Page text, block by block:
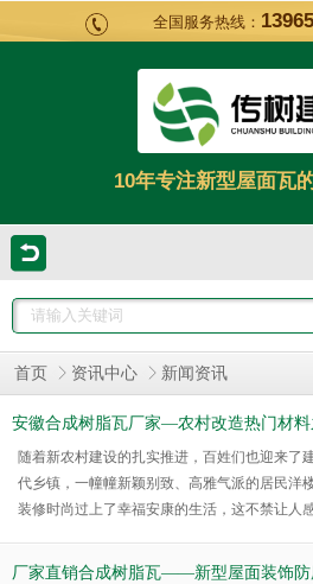
全国服务热线：
10年专注新型屋面瓦
首页 资讯中心 新闻资讯
安徽合成树脂瓦厂家—农村改造热门材
随着新农村建设的扎实推进，百姓们也迎来了
代乡镇，一幢幢新颖别致、高雅气派的居民洋
装修时尚过上了幸福安康的生活，这不禁让人
机也来抢占新地盘。
厂家直销合成树脂瓦——新型屋面装饰防